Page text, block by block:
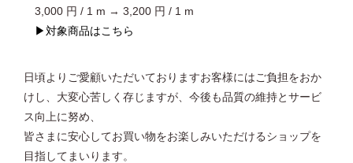
3,000 円 / 1 m → 3,200 円 / 1 m
▶対象商品はこちら
日頃よりご愛顧いただいておりますお客様にはご負担をおか
けし、大変心苦しく存じますが、今後も品質の維持とサービ
ス向上に努め、
皆さまに安心してお買い物をお楽しみいただけるショップを
目指してまいります。